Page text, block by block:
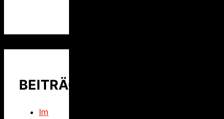
BEITRÄGE
Im